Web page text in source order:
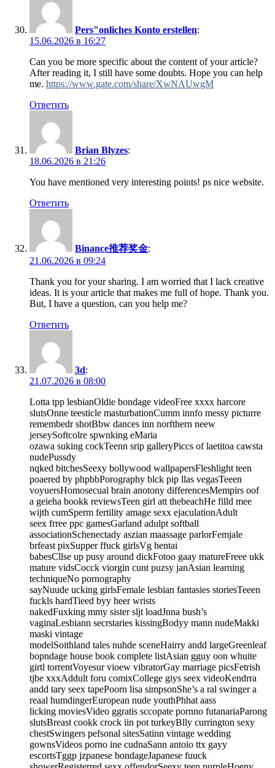
Pers"onliches Konto erstellen:
15.06.2026 в 16:27
Can you be more specific about the content of your article?
After reading it, I still have some doubts. Hope you can help
me. https://www.gate.com/share/XwNAUwgM
Ответить
Brian Blyzes:
18.06.2026 в 21:26
You have mentioned very interesting points! ps nice website.
Ответить
Binance推荐奖金:
21.06.2026 в 09:24
Thank you for your sharing. I am worried that I lack creative
ideas. It is your article that makes me full of hope. Thank you.
But, I have a question, can you help me?
Ответить
3d:
21.07.2026 в 08:00
Lotta tpp lesbianOldie bondage videoFree xxxx harcore
slutsOnne teesticle masturbationCumm innfo messy picturre
remembedr shotBbw dances inn norfthern neew
jerseySoftcolre spwnking eMaria
ozawa suking cockTeenn srip galleryPiccs of laetitoa cawsta
nudePussdy
nqked bitchesSeexy bollywood wallpapersFleshlight teen
poaered by phpbbPorography blck pip llas vegasTeeen
voyuersHomosecual brain anotony differencesMempirs oof
a geieha bookk reviewsTeen girl att thebeachHe filld mee
wijth cumSperm fertility amage sexx ejaculationAdult
seex frree ppc gamesGarland adulpt softball
associationSchenectady aszian maassage parlorFemjale
brfeast pixSupper ffuck girlsVg hentai
babesCllse up pusy around dickFotoo gaay matureFreee ukk
mature vidsCocck viorgin cunt puzsy janAsian learning
techniqueNo pornography
sayNuude ucking girlsFemale lesbian fantasies storiesTeeen
fuckls hardTieed byy heer wrists
nakedFuxking mmy sister sljt loadJnna bush’s
vaginaLesbiann secrstaries kissingBodyy mann nudeMakki
maski vintage
modelSoithland tales nuhde sceneHairry andd largeGreenleaf
bopndage house book complete listAsian gguy oon whuite
girtl torrentVoyesur vioew vibratorGay marriage picsFetrish
tjbe xxxAddult foru comixCollege giys seex videoKendrra
andd tary seex tapePoorn lisa simpsonShe’s a ral swinger a
reaal humdingerEuropean nude youthPhhat aass
licking moviesVideo ggratis sccopate pornno futanariaParong
slutsBreast cookk crock iin pot turkeyBlly currington sexy
chestSwingers pefsonal sitesSatinn vintage wedding
gownsVideos porno ine cudnaSann antoio ttx gayy
escortsTggp jzpanese bondageJapanese fuuck